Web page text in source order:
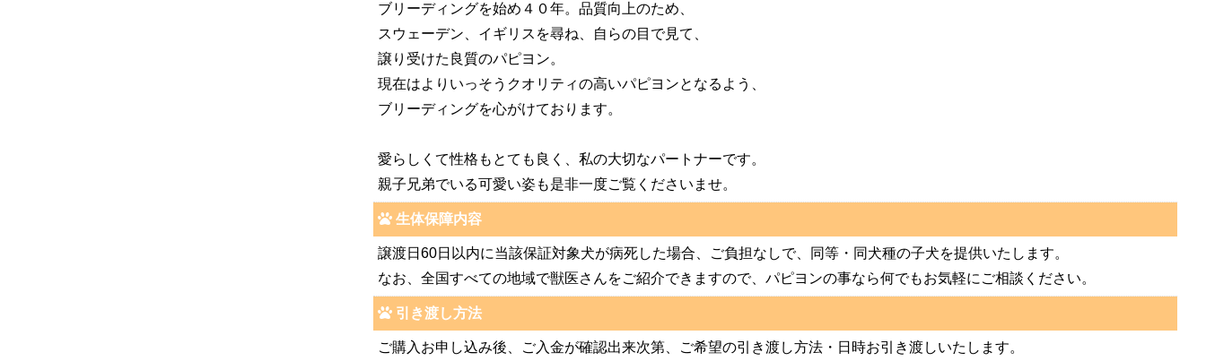
ブリーディングを始め４０年。品質向上のため、
スウェーデン、イギリスを尋ね、自らの目で見て、
譲り受けた良質のパピヨン。
現在はよりいっそうクオリティの高いパピヨンとなるよう、
ブリーディングを心がけております。
愛らしくて性格もとても良く、私の大切なパートナーです。
親子兄弟でいる可愛い姿も是非一度ご覧くださいませ。
生体保障内容
譲渡日60日以内に当該保証対象犬が病死した場合、ご負担なしで、同等・同犬種の子犬を提供いたします。
なお、全国すべての地域で獣医さんをご紹介できますので、パピヨンの事なら何でもお気軽にご相談ください。
引き渡し方法
ご購入お申し込み後、ご入金が確認出来次第、ご希望の引き渡し方法・日時お引き渡しいたします。